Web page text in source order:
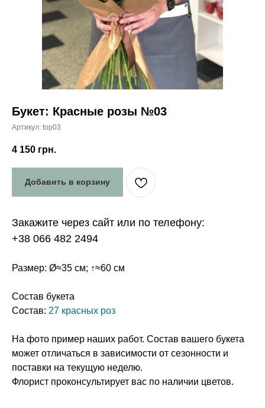
Букет: Красные розы №03
Артикул: top03
4 150 грн.
Добавить в корзину
Закажите через сайт или по телефону:
+38 066 482 2494
Размер: Ø≈35 см; ↑≈60 см
Состав букета
Состав: 27 красных роз
На фото пример наших работ. Состав вашего букета
может отличаться в зависимости от сезонности и
поставки на текущую неделю.
Флорист проконсультирует вас по наличии цветов.